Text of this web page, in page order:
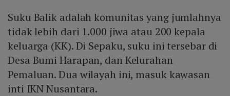
Suku Balik adalah komunitas yang jumlahnya
tidak lebih dari 1.000 jiwa atau 200 kepala
keluarga (KK). Di Sepaku, suku ini tersebar di
Desa Bumi Harapan, dan Kelurahan
Pemaluan. Dua wilayah ini, masuk kawasan
inti IKN Nusantara.